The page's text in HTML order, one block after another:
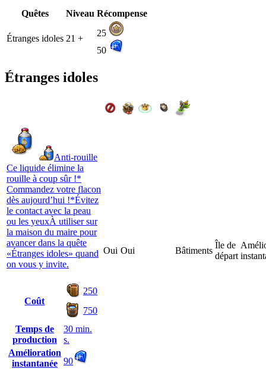
Quêtes Niveau Récompense
Étranges idoles 21 +
25
50
Étranges idoles
Anti-rouille
Ce liquide élimine la
rouille à coup sûr !*
Commandez votre flacon
dès aujourd’hui !*Évitez
le contact avec la peau
ou les yeuxÀ utiliser sur
la maison du maire pour
avancer dans la quête
«Étranges idoles» quand
on vous y invite.
Coût
250
750
Temps de
production
30 min.
s.
Amélioration
instantanée 90
Oui Oui Bâtiments
Île de
départ